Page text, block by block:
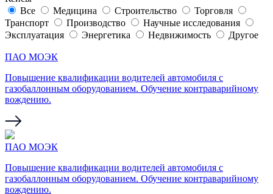
Все
Медицина Строительство
Торговля
Транспорт
Производство
Научные исследования
Эксплуатация
Энергетика Недвижимость Другое
ПАО МОЭК
Повышение квалификации водителей автомобиля с
газобаллонным оборудованием. Обучение контраварийному
вождению.
ПАО МОЭК
Повышение квалификации водителей автомобиля с
газобаллонным оборудованием. Обучение контраварийному
вождению.